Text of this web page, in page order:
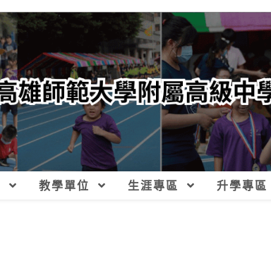
教學單位 生涯專區 升學專區